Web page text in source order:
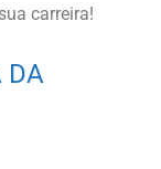
carreira!
DA